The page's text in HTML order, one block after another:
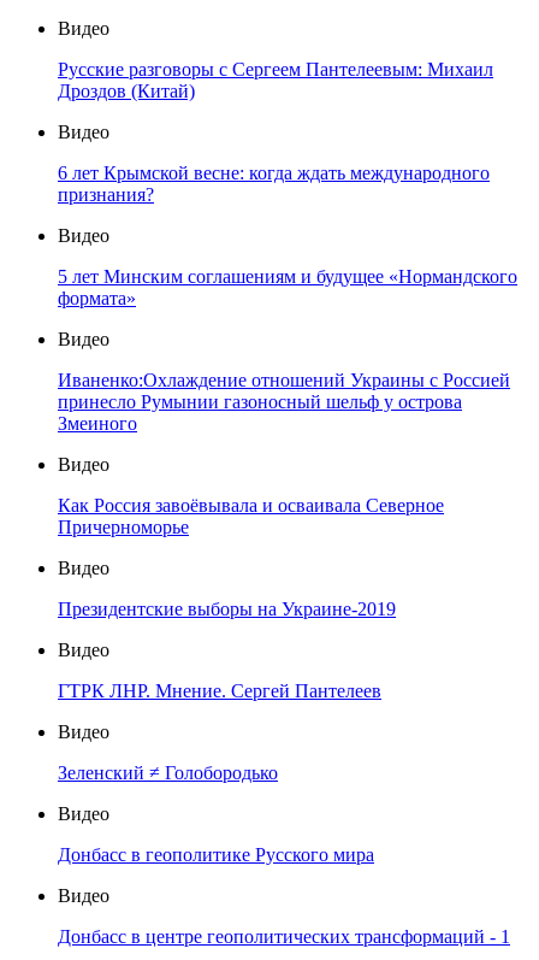
Видео
Русские разговоры с Сергеем Пантелеевым: Михаил
Дроздов (Китай)
Видео
6 лет Крымской весне: когда ждать международного
признания?
Видео
5 лет Минским соглашениям и будущее «Нормандского
формата»
Видео
Иваненко:Охлаждение отношений Украины с Россией
принесло Румынии газоносный шельф у острова
Змеиного
Видео
Как Россия завоёвывала и осваивала Северное
Причерноморье
Видео
Президентские выборы на Украине-2019
Видео
ГТРК ЛНР. Мнение. Сергей Пантелеев
Видео
Зеленский ≠ Голобородько
Видео
Донбасс в геополитике Русского мира
Видео
Донбасс в центре геополитических трансформаций - 1